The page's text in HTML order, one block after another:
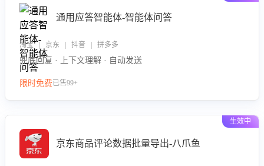
通用应答智能体-智能体问答
淘宝 | 京东 | 抖音 | 拼多多
兜底回复 · 上下文理解 · 自动发送
限时免费已售99+
生效中
京东商品评论数据批量导出-八爪鱼